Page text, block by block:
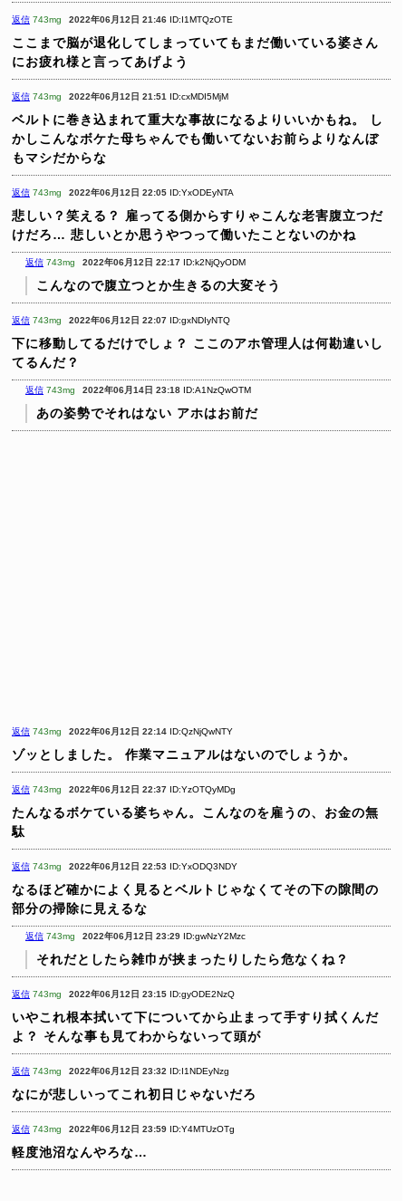
返信 743mg 2022年06月12日 21:46 ID:I1MTQzOTE
ここまで脳が退化してしまっていてもまだ働いている婆さん
にお疲れ様と言ってあげよう
返信 743mg 2022年06月12日 21:51 ID:cxMDI5MjM
ベルトに巻き込まれて重大な事故になるよりいいかもね。
し
かしこんなボケた母ちゃんでも働いてないお前らよりなんぼ
もマシだからな
返信 743mg 2022年06月12日 22:05 ID:YxODEyNTA
悲しい？笑える？
雇ってる側からすりゃこんな老害腹立つだ
けだろ… 悲しいとか思うやつって働いたことないのかね
返信 743mg 2022年06月12日 22:17 ID:k2NjQyODM
こんなので腹立つとか生きるの大変そう
返信 743mg 2022年06月12日 22:07 ID:gxNDIyNTQ
下に移動してるだけでしょ？
ここのアホ管理人は何勘違いし
てるんだ？
返信 743mg 2022年06月14日 23:18 ID:A1NzQwOTM
あの姿勢でそれはない アホはお前だ
返信 743mg 2022年06月12日 22:14 ID:QzNjQwNTY
ゾッとしました。 作業マニュアルはないのでしょうか。
返信 743mg 2022年06月12日 22:37 ID:YzOTQyMDg
たんなるボケている婆ちゃん。こんなのを雇うの、お金の無
駄
返信 743mg 2022年06月12日 22:53 ID:YxODQ3NDY
なるほど確かによく見るとベルトじゃなくてその下の隙間の
部分の掃除に見えるな
返信 743mg 2022年06月12日 23:29 ID:gwNzY2Mzc
それだとしたら雑巾が挟まったりしたら危なくね？
返信 743mg 2022年06月12日 23:15 ID:gyODE2NzQ
いやこれ根本拭いて下についてから止まって手すり拭くんだ
よ？
そんな事も見てわからないって頭が
返信 743mg 2022年06月12日 23:32 ID:I1NDEyNzg
なにが悲しいってこれ初日じゃないだろ
返信 743mg 2022年06月12日 23:59 ID:Y4MTUzOTg
軽度池沼なんやろな…